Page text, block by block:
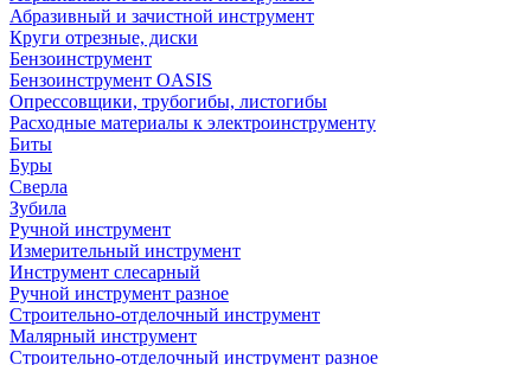
Абразивный и зачистной инструмент
Круги отрезные, диски
Бензоинструмент
Бензоинструмент OASIS
Опрессовщики, трубогибы, листогибы
Расходные материалы к электроинструменту
Биты
Буры
Сверла
Зубила
Ручной инструмент
Измерительный инструмент
Инструмент слесарный
Ручной инструмент разное
Строительно-отделочный инструмент
Малярный инструмент
Строительно-отделочный инструмент разное